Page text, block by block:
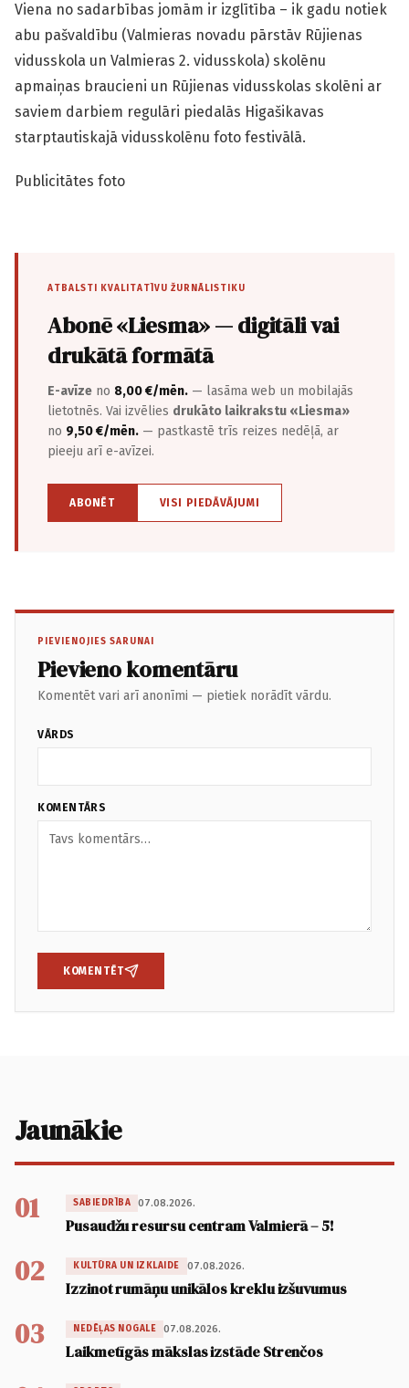
Viena no sadarbības jomām ir izglītība – ik gadu notiek
abu pašvaldību (Valmieras novadu pārstāv Rūjienas
vidusskola un Valmieras 2. vidusskola) skolēnu
apmaiņas braucieni un Rūjienas vidusskolas skolēni ar
saviem darbiem regulāri piedalās Higašikavas
starptautiskajā vidusskolēnu foto festivālā.
Publicitātes foto
ATBALSTI KVALITATĪVU ŽURNĀLISTIKU
Abonē «Liesma» — digitāli vai
drukātā formātā
E-avīze no 8,00 €/mēn. — lasāma web un mobilajās
lietotnēs. Vai izvēlies drukāto laikrakstu «Liesma»
no 9,50 €/mēn. — pastkastē trīs reizes nedēļā, ar
pieeju arī e-avīzei.
ABONĒT VISI PIEDĀVĀJUMI
PIEVIENOJIES SARUNAI
Pievieno komentāru
Komentēt vari arī anonīmi — pietiek norādīt vārdu.
VĀRDS
KOMENTĀRS
KOMENTĒT
Jaunākie
01 SABIEDRĪBA 07.08.2026.
Pusaudžu resursu centram Valmierā – 5!
02 KULTŪRA UN IZKLAIDE 07.08.2026.
Izzinot rumāņu unikālos kreklu izšuvumus
03 NEDĒĻAS NOGALE 07.08.2026.
Laikmetīgās mākslas izstāde Strenčos